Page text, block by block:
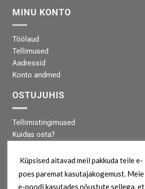
MINU KONTO
Töölaud
Tellimused
Aadressid
Konto andmed
OSTUJUHIS
Tellimistingimused
Kuidas osta?
Tarneinfo
MEIST
Küpsised aitavad meil pakkuda teile e-
poes paremat kasutajakogemust. Meie
e-poodi kasutades nõustute sellega, et